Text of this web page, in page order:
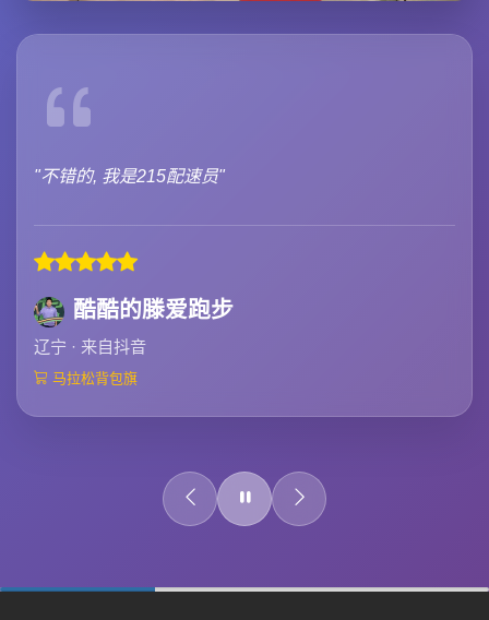
"不错的, 我是215配速员"
酷酷的滕爱跑步
辽宁 · 来自抖音
马拉松背包旗
0%